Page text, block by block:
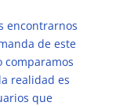
encontrarnos
de este
comparamos
realidad es
que